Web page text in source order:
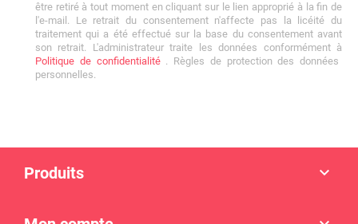
être retiré à tout moment en cliquant sur le lien approprié à la fin de
l'e-mail. Le retrait du consentement n'affecte pas la licéité du
traitement qui a été effectué sur la base du consentement avant
son retrait. L'administrateur traite les données conformément à
Politique de confidentialité. Règles de protection des données
personnelles.
Produits 